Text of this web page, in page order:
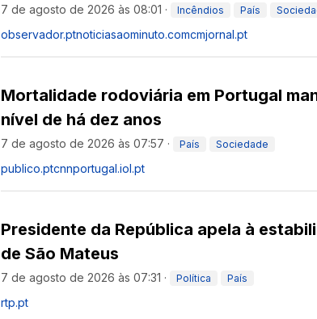
7 de agosto de 2026 às 08:01 · Incêndios País
observador.ptnoticiasaominuto.comcmjornal.pt
Mortalidade rodoviária em Portugal
nível de há dez anos
7 de agosto de 2026 às 07:57 · País Sociedade
publico.ptcnnportugal.iol.pt
Presidente da República apela à
de São Mateus
7 de agosto de 2026 às 07:31 · Política País
rtp.pt